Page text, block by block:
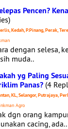
Pencen?
Kedah, P.Pinang, Perak,
dengan selesa,
muda..
yg Paling
Panas? (4
KL, Selangor, Putrajaya,
Agro
dgn orang
cacing, ada..